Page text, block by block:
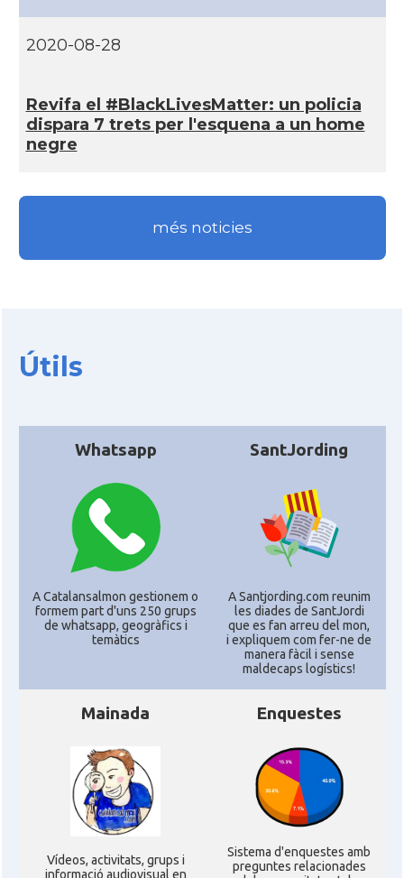
CAMON
CAMON
CAMON
Catalans a Silicon Valley (San Jose),
CAMON Catalans a TAMPA
CAMON
CAMON Catalans a WISCONSIN
CAMON
Casal
American Institute for Catalan
Studies (AICS)
Casal Casal Català del Nord de Califòrnia
Casal
Casal dels Països Catalans a
Califòrnia
Casal Catalan Institute of America
2020-08-28
Revifa el #BlackLivesMatter: un policia
dispara 7 trets per l'esquena a un home
negre
més noticies
Útils
Whatsapp
A Catalansalmon gestionem o
formem part d'uns 250 grups
de whatsapp, geogràfics i
temàtics
SantJording
A Santjording.com reunim
les diades de SantJordi
que es fan arreu del mon,
i expliquem com fer-ne de
manera fàcil i sense
maldecaps logí­stics!
Mainada
Ví­deos, activitats, grups i
informació audiovisual en
Enquestes
Sistema d'enquestes amb
preguntes relacionades